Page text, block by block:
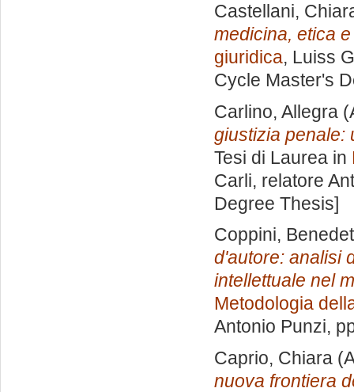
Castellani,
medicina, etica
giuridica, Luiss
Cycle Master's
Carlino, Allegra
giustizia penale:
Tesi di Laurea in
Carli, relatore
Degree Thesis]
Coppini,
d'autore: analisi
intellettuale nel
Metodologia
Antonio Punzi,
Caprio, Chiara
nuova frontiera